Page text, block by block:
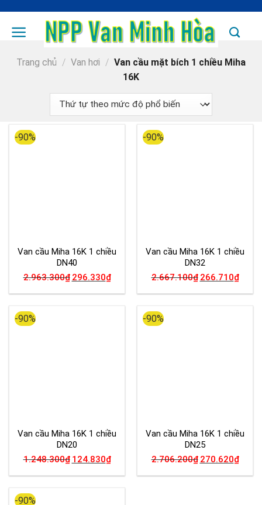
content
Trang chủ / Van hơi / Van cầu mặt bích 1 chiều Miha
16K
-90%
Van cầu Miha 16K 1 chiều
DN40
2.963.300₫ 296.330₫
-90%
Van cầu Miha 16K 1 chiều
DN32
2.667.100₫ 266.710₫
-90%
Van cầu Miha 16K 1 chiều
DN20
1.248.300₫ 124.830₫
-90%
Van cầu Miha 16K 1 chiều
DN25
2.706.200₫ 270.620₫
-90%